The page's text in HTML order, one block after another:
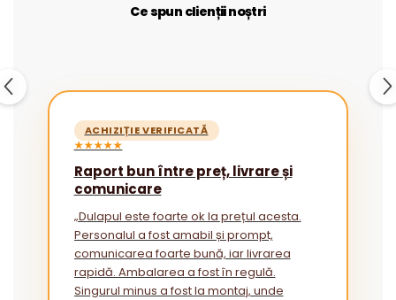
Ce spun clienții noștri
ACHIZIȚIE VERIFICATĂ
★★★★★
Raport bun între preț, livrare și
comunicare
„Dulapul este foarte ok la prețul acesta.
Personalul a fost amabil și prompt,
comunicarea foarte bună, iar livrarea
rapidă. Ambalarea a fost în regulă.
Singurul minus a fost la montaj, unde